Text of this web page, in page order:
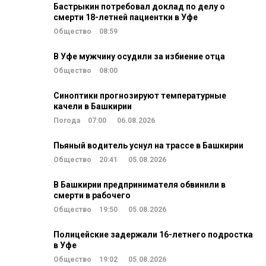
Бастрыкин потребовал доклад по делу о
смерти 18-летней пациентки в Уфе
Общество 08:59
В Уфе мужчину осудили за избиение отца
Общество 08:00
Синоптики прогнозируют температурные
качели в Башкирии
Погода 07:00 06.08.2026
Пьяный водитель уснул на трассе в Башкирии
Общество 20:41 05.08.2026
В Башкирии предпринимателя обвинили в
смерти в рабочего
Общество 19:50 05.08.2026
Полицейские задержали 16-летнего подростка
в Уфе
Общество 19:02 05.08.2026